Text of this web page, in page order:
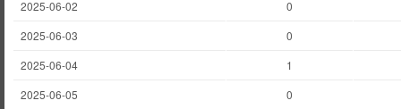
2025-06-02
0
2025-06-03
0
2025-06-04
1
2025-06-05
0